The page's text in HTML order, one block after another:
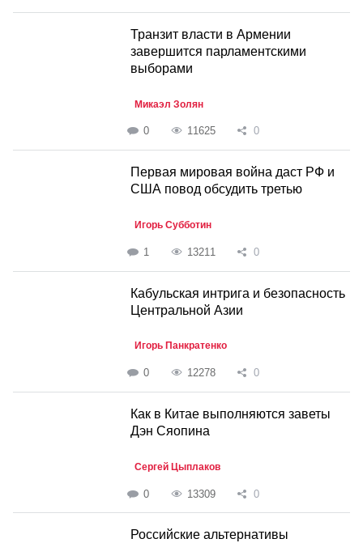
Транзит власти в Армении
завершится парламентскими
выборами
Микаэл Золян
0 11625 0
Первая мировая война даст РФ и
США повод обсудить третью
Игорь Субботин
1 13211 0
Кабульская интрига и безопасность
Центральной Азии
Игорь Панкратенко
0 12278 0
Как в Китае выполняются заветы
Дэн Сяопина
Сергей Цыплаков
0 13309 0
Российские альтернативы